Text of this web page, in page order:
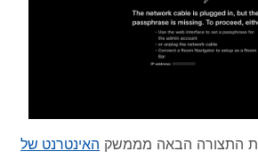
התצורה הבאה מממשק האינטרנט של